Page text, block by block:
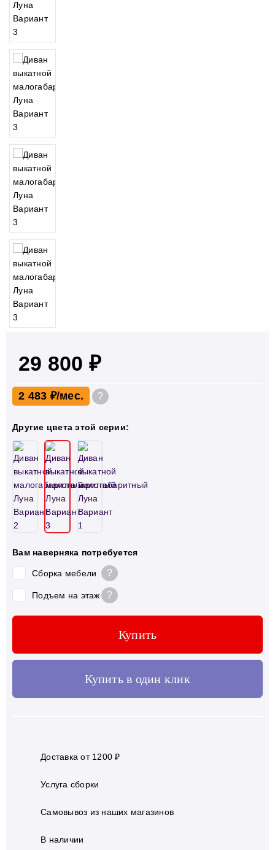
29 800 ₽
2 483 ₽ ?
Другие цвета этой серии:
Вам наверняка потребуется
Сборка мебели ?
Подъем на этаж ?
Купить
Купить в один клик
Доставка от 1200 ₽
Услуга сборки
Самовывоз из наших магазинов
В наличии